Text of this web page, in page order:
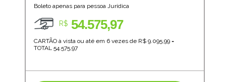
Boleto apenas para pessoa Jurídica
R$ 54.575,97
CARTÃO à vista ou até em 6 vezes de R$ 9.095,99=
TOTAL 54.575,97